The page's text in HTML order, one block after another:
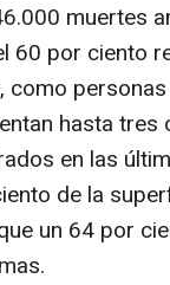
muertes
60 por ciento
como
hasta
en las
de la
un 64 por